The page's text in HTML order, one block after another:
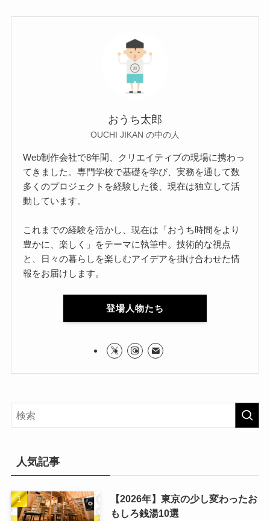
おうち太郎
OUCHI JIKAN の中の人
Web制作会社で8年間、クリエイティブの現場に携わっ
てきました。専門学校で基礎を学び、実務を通して数
多くのプロジェクトを経験した後、現在は独立して活
動しています。
これまでの経験を活かし、現在は「おうち時間をより
豊かに、楽しく」をテーマに執筆中。技術的な視点
と、日々の暮らしを楽しむアイデアを掛け合わせた情
報をお届けします。
登場人物たち
人気記事
【2026年】東京の少し変わったお
もしろ銭湯10選